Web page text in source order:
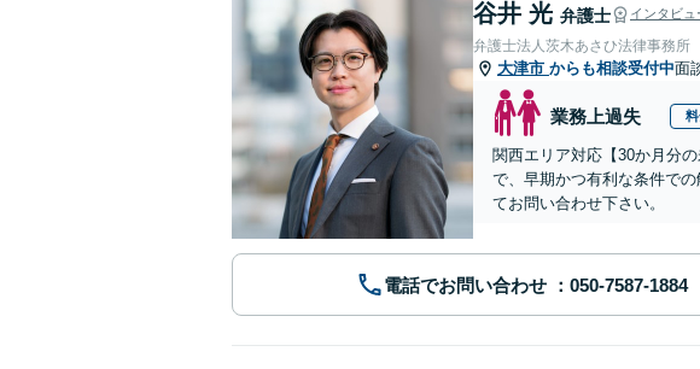
谷井 光 弁護士 インタビュ
弁護士法人茨木あさひ法律事務所
大津市 からも相談受付中面
業務上過失
関西エリア対応【30か月分
で、早期かつ有利な条件で
てお問い合わせ下さい。
電話でお問い合わせ